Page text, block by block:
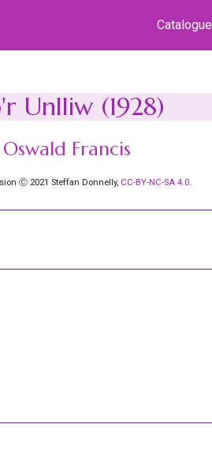
Catalogue
Unlliw (1928)
Francis
Ⓒ 2021 Steffan Donnelly, CC-BY-NC-SA 4.0.